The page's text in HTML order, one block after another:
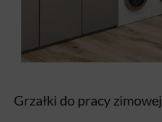
Grzałki do pracy zimowej